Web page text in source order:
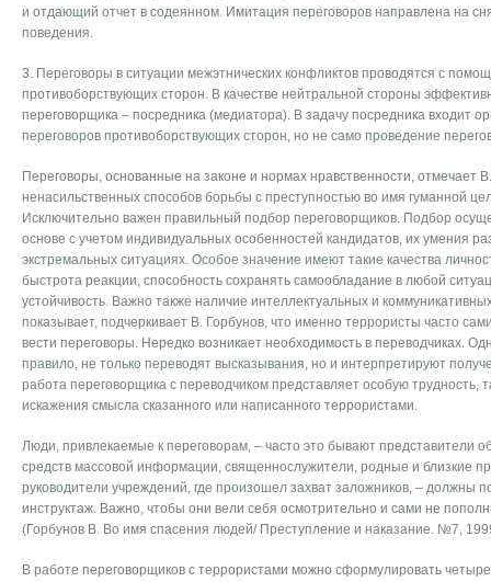
и отдающий отчет в содеянном. Имитация переговоров направлена на
поведения.
3. Переговоры в ситуации межэтнических конфликтов проводятся с
противоборствующих сторон. В качестве нейтральной стороны
переговорщика – посредника (медиатора). В задачу посредника входит
переговоров противоборствующих сторон, но не само проведение
Переговоры, основанные на законе и нормах нравственности, отмечает
ненасильственных способов борьбы с преступностью во имя гуманной
Исключительно важен правильный подбор переговорщиков. Подбор
основе с учетом индивидуальных особенностей кандидатов, их умения
экстремальных ситуациях. Особое значение имеют такие качества
быстрота реакции, способность сохранять самообладание в любой
устойчивость. Важно также наличие интеллектуальных и
показывает, подчеркивает В. Горбунов, что именно террористы часто
вести переговоры. Нередко возникает необходимость в переводчиках.
правило, не только переводят высказывания, но и интерпретируют
работа переговорщика с переводчиком представляет особую трудность,
искажения смысла сказанного или написанного террористами.
Люди, привлекаемые к переговорам, – часто это бывают представители
средств массовой информации, священнослужители, родные и близкие
руководители учреждений, где произошел захват заложников, – должны
инструктаж. Важно, чтобы они вели себя осмотрительно и сами не
(Горбунов В. Во имя спасения людей/ Преступление и наказание. №7,
В работе переговорщиков с террористами можно сформулировать